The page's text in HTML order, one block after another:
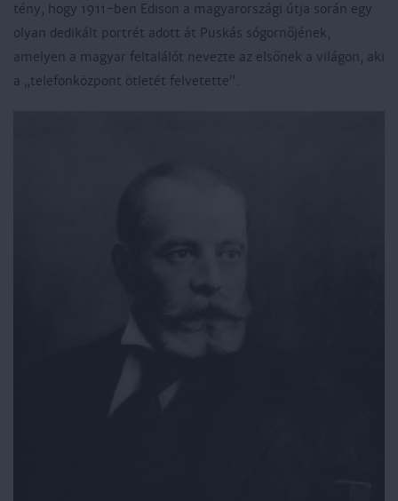
tény, hogy 1911-ben Edison a magyarországi útja során egy
olyan dedikált portrét adott át Puskás sógornőjének,
amelyen a magyar feltalálót nevezte az elsőnek a világon, aki
a „telefonközpont ötletét felvetette”.